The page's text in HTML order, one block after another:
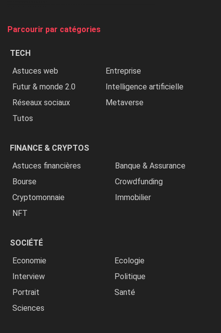
Parcourir par catégories
TECH
Astuces web
Entreprise
Futur & monde 2.0
Intelligence artificielle
Réseaux sociaux
Metaverse
Tutos
FINANCE & CRYPTOS
Astuces financières
Banque & Assurance
Bourse
Crowdfunding
Cryptomonnaie
Immobilier
NFT
SOCIÉTÉ
Economie
Ecologie
Interview
Politique
Portrait
Santé
Sciences